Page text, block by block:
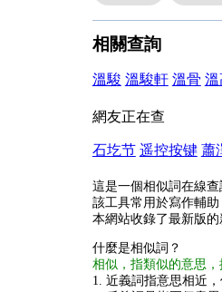
相關查詢
溫駿 溫駿軒 溫骨 溫
網友正在查
石圪节 遥控按键 蕭
這是一個相似詞在線
該工具常用於寫作輔助
本網站收錄了最新版
什麼是相似詞？
相似，指類似的意思
1. 近義詞指意思相近，